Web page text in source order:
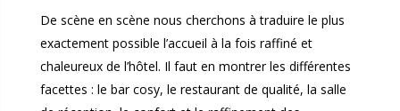
De scène en scène nous cherchons à traduire le plus
exactement possible l’accueil à la fois raffiné et
chaleureux de l’hôtel. Il faut en montrer les différentes
facettes : le bar cosy, le restaurant de qualité, la salle